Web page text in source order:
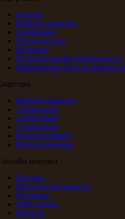
Главная
Выбрать квартиру
О компании
Преимущества
Контакты
Политика конфиденциальности
Информация сайта не является
Выбрать квартиру
1-комнатные
2-комнатные
3-комнатные
Квартирография
Местоположение
покупки
Ипотека
Материнский капитал
Рассрочка
100% оплата
Новости